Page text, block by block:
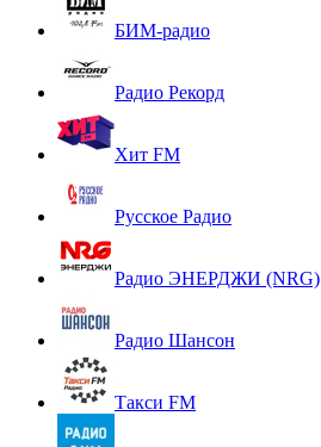
БИМ-радио
Радио Рекорд
Хит FM
Русское Радио
Радио ЭНЕРДЖИ (NRG)
Радио Шансон
Такси FM